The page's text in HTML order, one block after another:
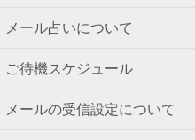
メール占いについて
ご待機スケジュール
メールの受信設定について